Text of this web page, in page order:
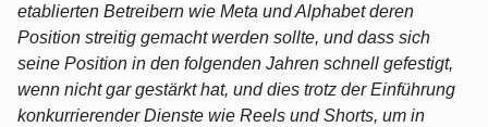
etablierten Betreibern wie Meta und Alphabet deren
Position streitig gemacht werden sollte, und dass sich
seine Position in den folgenden Jahren schnell gefestigt,
wenn nicht gar gestärkt hat, und dies trotz der Einführung
konkurrierender Dienste wie Reels und Shorts, um in